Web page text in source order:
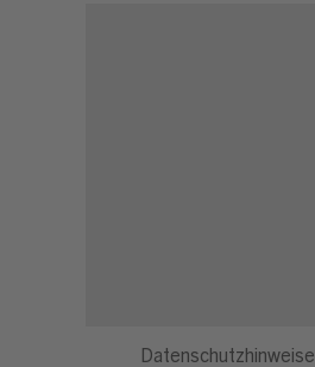
Datenschutzhinweise